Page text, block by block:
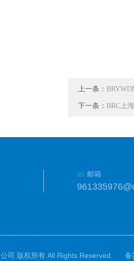
上一条：
下一条： BRC上
邮箱
司 版权所有 All Rights Reserved. 备